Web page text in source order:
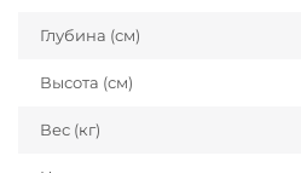
Глубина (см)
Высота (см)
Вес (кг)